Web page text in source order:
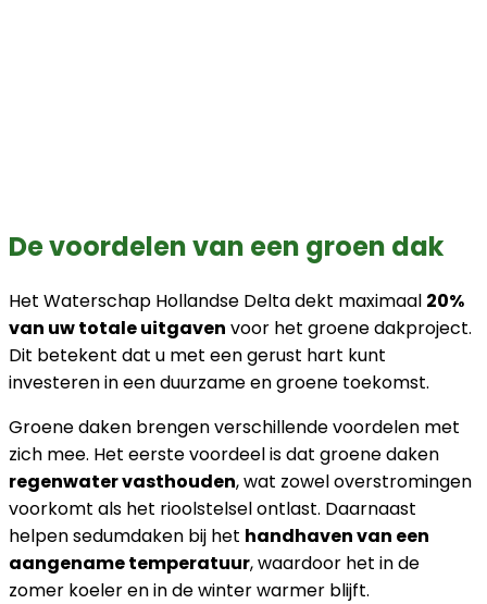
De voordelen van een groen dak
Het Waterschap Hollandse Delta dekt maximaal 20%
van uw totale uitgaven voor het groene dakproject.
Dit betekent dat u met een gerust hart kunt
investeren in een duurzame en groene toekomst.
Groene daken brengen verschillende voordelen met
zich mee. Het eerste voordeel is dat groene daken
regenwater vasthouden, wat zowel overstromingen
voorkomt als het rioolstelsel ontlast. Daarnaast
helpen sedumdaken bij het handhaven van een
aangename temperatuur, waardoor het in de
zomer koeler en in de winter warmer blijft.